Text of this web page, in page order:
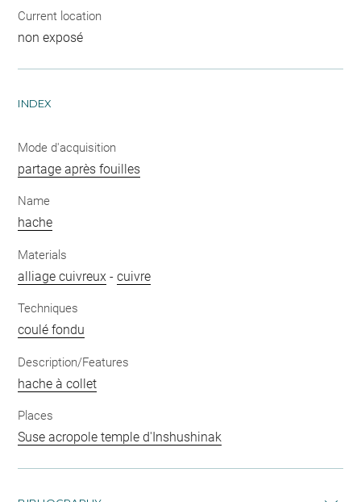
Current location
non exposé
INDEX
Mode d'acquisition
partage après fouilles
Name
hache
Materials
alliage cuivreux -cuivre
Techniques
coulé fondu
Description/Features
hache à collet
Places
Suse acropole temple d'Inshushinak